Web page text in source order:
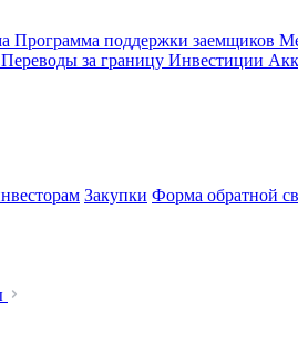
Программа поддержки заемщиков
Переводы за границу Инвестиции
Закупки Форма обратной